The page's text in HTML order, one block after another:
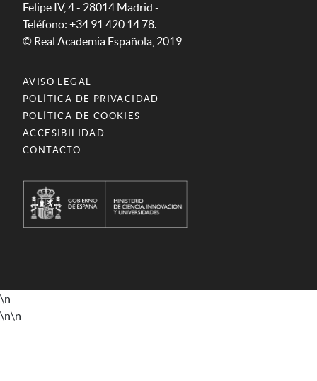
Felipe IV, 4 - 28014 Madrid -
Teléfono: +34 91 420 14 78.
© Real Academia Española, 2019
AVISO LEGAL
POLÍTICA DE PRIVACIDAD
POLÍTICA DE COOKIES
ACCESIBILIDAD
CONTACTO
\n
\n\n